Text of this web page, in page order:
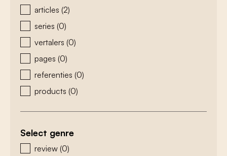
zoeken - type
articles (2)
series (0)
vertalers (0)
pages (0)
referenties (0)
products (0)
Select genre
zoeken - genre
review (0)